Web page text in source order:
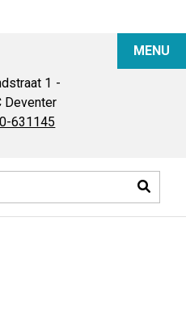
1
Deventer
631145
MENU